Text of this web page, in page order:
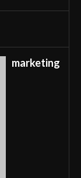
marketing